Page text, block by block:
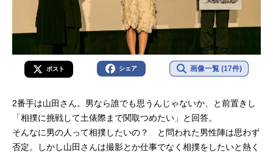
ポスト シェア 画像一覧 (17件)
2番手は山田さん。男なら誰でも思うんじゃないか、と前置きし
「相撲に挑戦して土俵際まで関取つめたい」と回答。
そんなに男の人って相撲したいの？ と問われた男性陣は思わず
否定。しかし山田さんは撮影とか仕事でなく相撲をしたいと熱く